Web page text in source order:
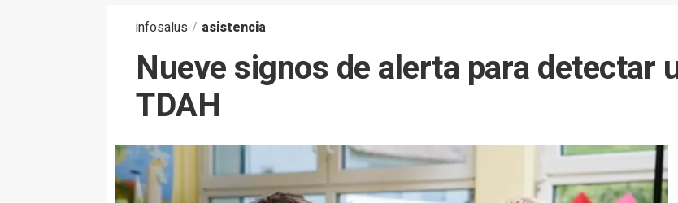
infosalus / asistencia
Nueve signos de alerta para detectar
TDAH